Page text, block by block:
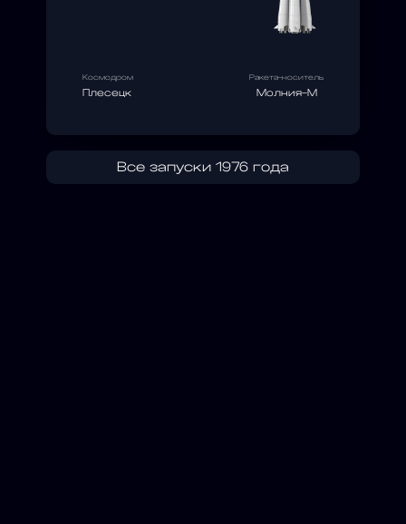
Космодром
Плесецк
Ракета-носитель
Молния-М
Все запуски 1976 года